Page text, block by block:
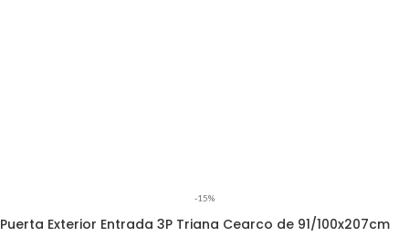
-15%
Puerta Exterior Entrada 3P Triana Cearco de 91/100x207cm